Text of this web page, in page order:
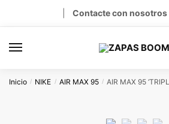
Contacte con nosotros
Inicio / NIKE / AIR MAX 95 / AIR MAX 95